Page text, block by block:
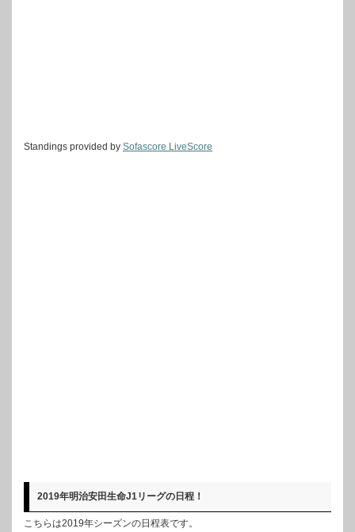
Standings provided by Sofascore LiveScore
2019年明治安田生命J1リーグの日程！
こちらは2019年シーズンの日程表です。